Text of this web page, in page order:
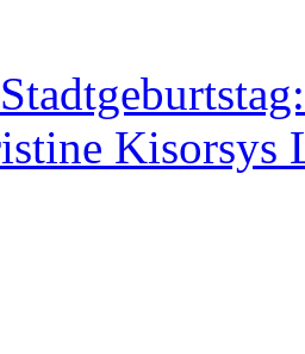
Kisorsys